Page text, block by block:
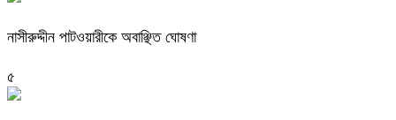
নাসীরুদ্দীন পাটওয়ারীকে অবাঞ্ছিত ঘোষণা
৫